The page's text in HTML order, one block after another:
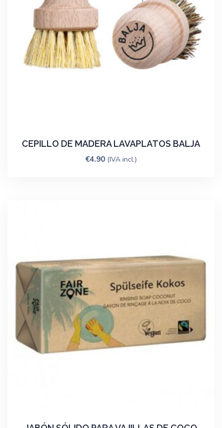
CEPILLO DE MADERA LAVAPLATOS BALJA
€4.90 (IVA incl.)